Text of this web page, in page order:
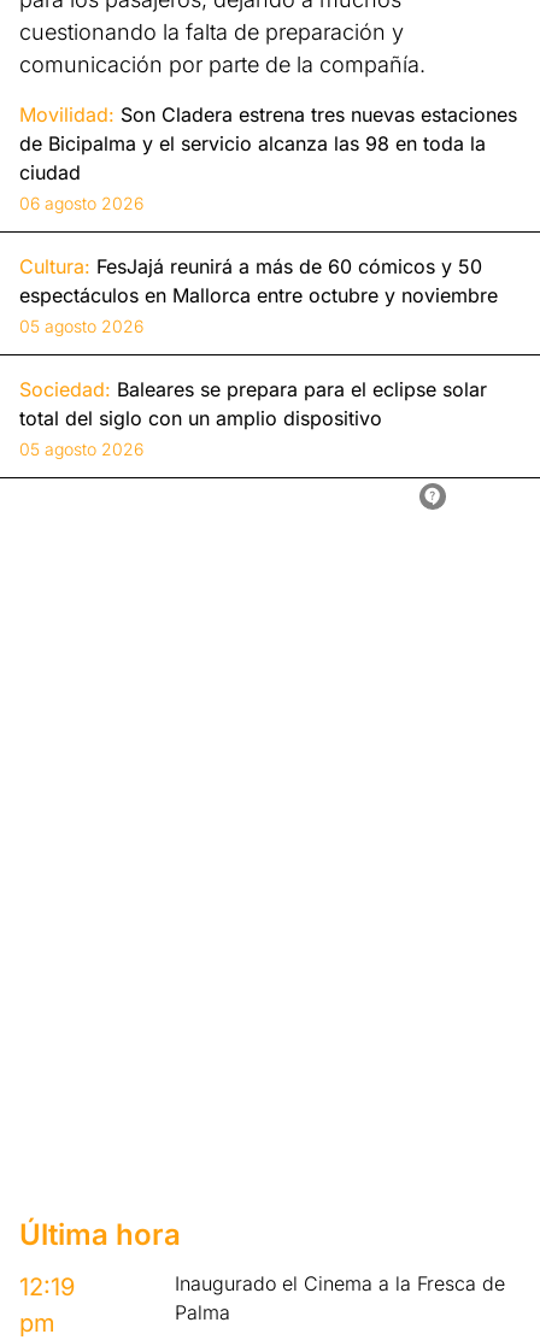
cuestionando la falta de preparación y
comunicación por parte de la compañía.
Movilidad: Son Cladera estrena tres nuevas estaciones
de Bicipalma y el servicio alcanza las 98 en toda la
ciudad
06 agosto 2026
Cultura: FesJajá reunirá a más de 60 cómicos y 50
espectáculos en Mallorca entre octubre y noviembre
05 agosto 2026
Sociedad: Baleares se prepara para el eclipse solar
total del siglo con un amplio dispositivo
05 agosto 2026
Última hora
12:19
pm
Inaugurado el Cinema a la Fresca de
Palma